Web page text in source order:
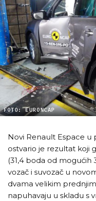
FOTO: EURONCAP
Novi Renault Espace u
ostvario je rezultat koji
(31,4 boda od mogućih
vozač i suvozač u
dvama velikim
napuhavaju u skladu s